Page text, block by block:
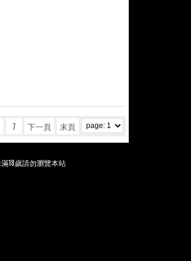
7 下一頁 末頁
18歲請勿瀏覽本站